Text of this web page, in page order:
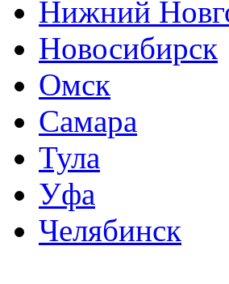
Нижний
Новосибирск
Омск
Самара
Тула
Уфа
Челябинск